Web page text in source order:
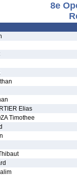
8e
Elias
Timothee